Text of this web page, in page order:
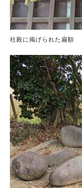
社殿に掲げられた扁額